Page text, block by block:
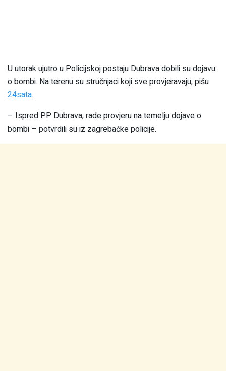
U utorak ujutro u Policijskoj postaju Dubrava dobili su dojavu
o bombi. Na terenu su stručnjaci koji sve provjeravaju, pišu
24sata.
– Ispred PP Dubrava, rade provjeru na temelju dojave o
bombi – potvrdili su iz zagrebačke policije.